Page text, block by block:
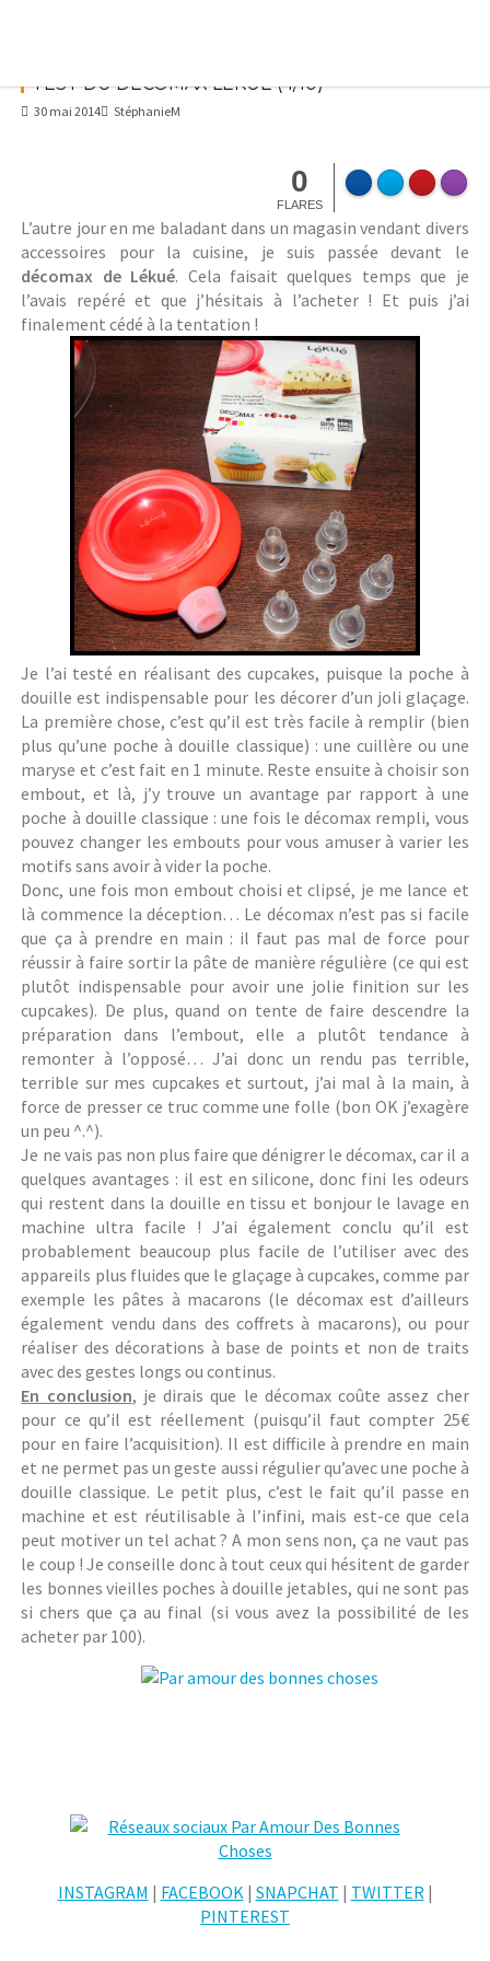
TEST DU DÉCOMAX LÉKUÉ (4/10)
30 mai 2014 StéphanieM
0
FLARES
L’autre jour en me baladant dans un magasin vendant divers
accessoires pour la cuisine, je suis passée devant le
décomax de Lékué. Cela faisait quelques temps que je
l’avais repéré et que j’hésitais à l’acheter ! Et puis j’ai
finalement cédé à la tentation !
Je l’ai testé en réalisant des cupcakes, puisque la poche à
douille est indispensable pour les décorer d’un joli glaçage.
La première chose, c’est qu’il est très facile à remplir (bien
plus qu’une poche à douille classique) : une cuillère ou une
maryse et c’est fait en 1 minute. Reste ensuite à choisir son
embout, et là, j’y trouve un avantage par rapport à une
poche à douille classique : une fois le décomax rempli, vous
pouvez changer les embouts pour vous amuser à varier les
motifs sans avoir à vider la poche.
Donc, une fois mon embout choisi et clipsé, je me lance et
là commence la déception… Le décomax n’est pas si facile
que ça à prendre en main : il faut pas mal de force pour
réussir à faire sortir la pâte de manière régulière (ce qui est
plutôt indispensable pour avoir une jolie finition sur les
cupcakes). De plus, quand on tente de faire descendre la
préparation dans l’embout, elle a plutôt tendance à
remonter à l’opposé… J’ai donc un rendu pas terrible,
terrible sur mes cupcakes et surtout, j’ai mal à la main, à
force de presser ce truc comme une folle (bon OK j’exagère
un peu ^.^).
Je ne vais pas non plus faire que dénigrer le décomax, car il a
quelques avantages : il est en silicone, donc fini les odeurs
qui restent dans la douille en tissu et bonjour le lavage en
machine ultra facile ! J’ai également conclu qu’il est
probablement beaucoup plus facile de l’utiliser avec des
appareils plus fluides que le glaçage à cupcakes, comme par
exemple les pâtes à macarons (le décomax est d’ailleurs
également vendu dans des coffrets à macarons), ou pour
réaliser des décorations à base de points et non de traits
avec des gestes longs ou continus.
En conclusion, je dirais que le décomax coûte assez cher
pour ce qu’il est réellement (puisqu’il faut compter 25€
pour en faire l’acquisition). Il est difficile à prendre en main
et ne permet pas un geste aussi régulier qu’avec une poche à
douille classique. Le petit plus, c’est le fait qu’il passe en
machine et est réutilisable à l’infini, mais est-ce que cela
peut motiver un tel achat ? A mon sens non, ça ne vaut pas
le coup ! Je conseille donc à tout ceux qui hésitent de garder
les bonnes vieilles poches à douille jetables, qui ne sont pas
si chers que ça au final (si vous avez la possibilité de les
acheter par 100).
INSTAGRAM | FACEBOOK| SNAPCHAT | TWITTER|
PINTEREST